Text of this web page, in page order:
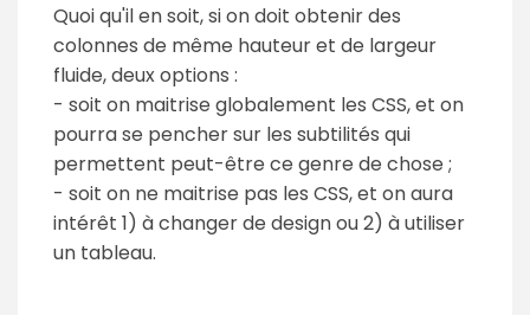
Quoi qu'il en soit, si on doit obtenir des
colonnes de même hauteur et de largeur
fluide, deux options :
- soit on maitrise globalement les CSS, et on
pourra se pencher sur les subtilités qui
permettent peut-être ce genre de chose ;
- soit on ne maitrise pas les CSS, et on aura
intérêt 1) à changer de design ou 2) à utiliser
un tableau.